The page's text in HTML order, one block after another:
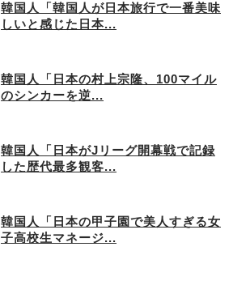
韓国人「韓国人が日本旅行で一番美味
しいと感じた日本...
韓国人「日本の村上宗隆、100マイル
のシンカーを逆...
韓国人「日本がJリーグ開幕戦で記録
した歴代最多観客...
韓国人「日本の甲子園で美人すぎる女
子高校生マネージ...